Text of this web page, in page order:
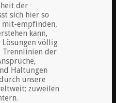
der
sich hier so
mit-empfinden,
kann,
völlig
Trennlinien der
Haltungen
unsere
zuweilen